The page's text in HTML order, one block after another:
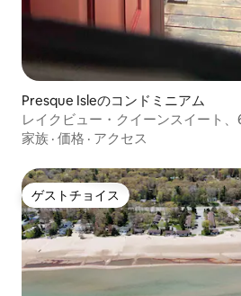
Presque Isleのコンドミニアム
レイクビュー・クイーンスイート
あり
家族 · 価格 · アクセス
ゲストチョイス
ゲストチョイス